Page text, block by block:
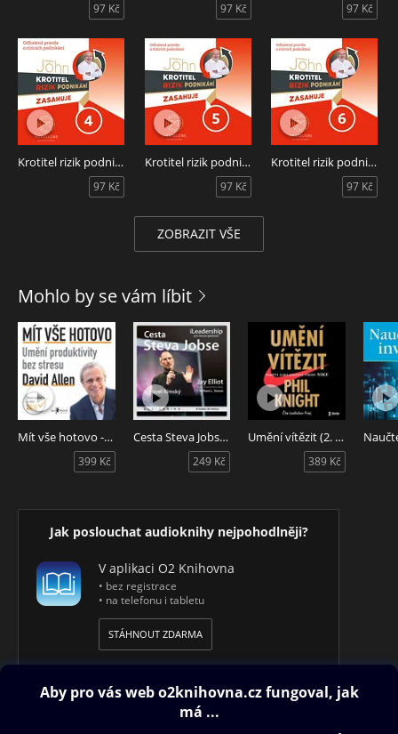
Z příběhu se dozvíte mnohem víc, než jen tyto rady:
Jak udělat průzkum firmy zevnitř
Jak se zbavit neschopného manažera
Jak najmout schopného manažera
Jak vybrat správného investora
Krotitel rizik podnikání zasahuje ve zdravotnické klinice -
audiokniha obsahuje šestý díl seriálu o rizicích podnikání.
Autor Vladimír John. Účinkují Alexej Pyško, Hana Igonda
Ševčíková, Miroslav Etzler.
97 Kč 97 Kč 97 Kč
Krotitel rizik podnikání zasahuje v prodejně stavebního materiálu
97 Kč
Krotitel rizik podnikání zasahuje v prodejně zbraní
97 Kč
Krotitel rizik podnikání zasahuje ve zdravotnické klinice
97 Kč
ZOBRAZIT VŠE
Mohlo by se vám líbit
Mít vše hotovo - Umění produktivity bez stresu
399 Kč
Cesta Steva Jobse: iLeadership pro novou generaci
249 Kč
Umění vítězit (2. vydání)
389 Kč
Jak poslouchat audioknihy nejpohodlněji?
V aplikaci O2 Knihovna
• bez registrace
• na telefonu i tabletu
STÁHNOUT ZDARMA